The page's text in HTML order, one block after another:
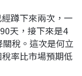
蹲下來兩次，一
天，接下來是4
稅。這次是何立
率比市場預期低